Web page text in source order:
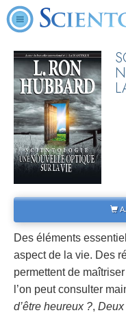
Des éléments
aspect de la vie. Des
permettent de
l’on peut consulter
d’être heureux ?, Deux